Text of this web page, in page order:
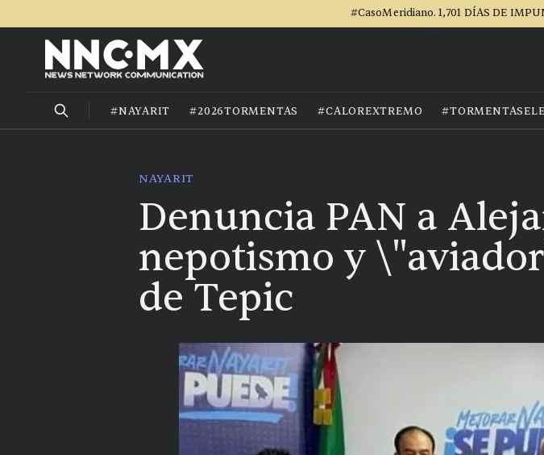
#CasoMeridiano. 1,701 DÍAS DE
#NAYARIT #2026TORMENTAS #CALOREXTREMO
NAYARIT
Denuncia PAN a
nepotismo y
de Tepic